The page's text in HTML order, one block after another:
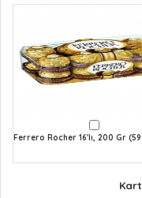
Ferrero Rocher 16'lı, 200 Gr